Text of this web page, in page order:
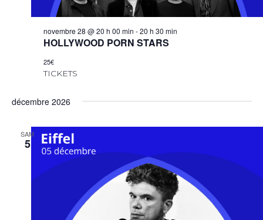
novembre 28 @ 20 h 00 min -20 h 30 min
HOLLYWOOD PORN STARS
25€
TICKETS
décembre 2026
SAM
5